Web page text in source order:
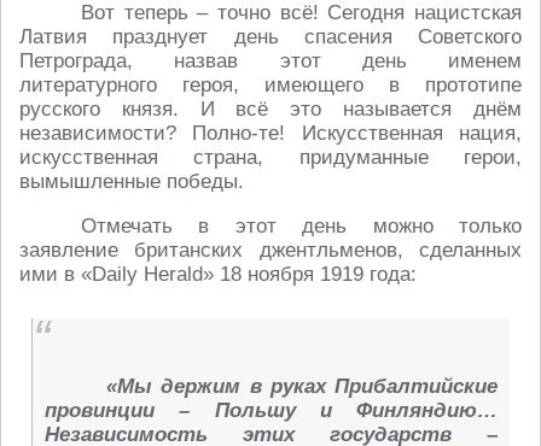
Вот теперь – точно всё! Сегодня нацистская
Латвия празднует день спасения Советского
Петрограда, назвав этот день именем
литературного героя, имеющего в прототипе
русского князя. И всё это называется днём
независимости? Полно-те! Искусственная нация,
искусственная страна, придуманные герои,
вымышленные победы.
Отмечать в этот день можно только
заявление британских джентльменов, сделанных
ими в «Daily Herald» 18 ноября 1919 года:
«Мы держим в руках Прибалтийские
провинции – Польшу и Финляндию…
Независимость этих государств –